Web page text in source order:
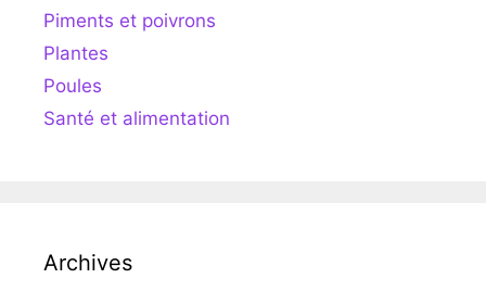
Piments et poivrons
Plantes
Poules
Santé et alimentation
Archives